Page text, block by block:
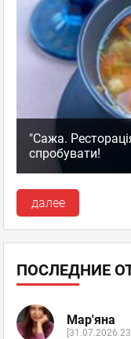
"Сажа.
спробувати!
далее
ПОСЛЕДНИЕ
Мар'яна
[31.07.2026